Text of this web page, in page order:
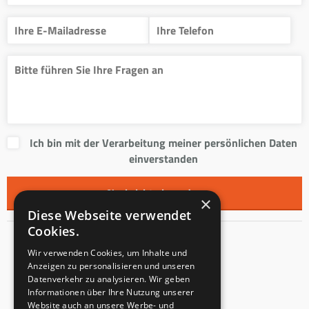
Ich bin mit der Verarbeitung meiner persönlichen Daten
einverstanden
Kontakt
Innentreppen s.r.o.
Mladoňovice 65
×
Diese Webseite verwendet
Cookies.
Wir verwenden Cookies, um Inhalte und
Anzeigen zu personalisieren und unseren
Datenverkehr zu analysieren. Wir geben
Informationen über Ihre Nutzung unserer
Website auch an unsere Werbe- und